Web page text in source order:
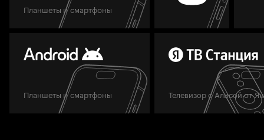
Планшеты и смартфоны
Планшеты и смартфоны Телевизор с Алисой от